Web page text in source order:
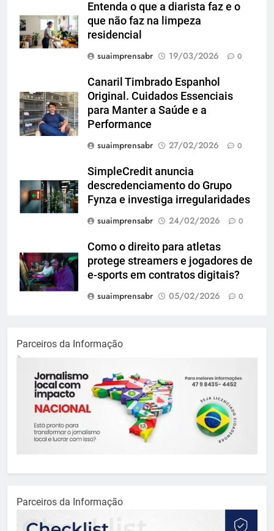
Entenda o que a diarista faz e o
que não faz na limpeza
residencial
suaimprensabr
19/03/2026 0
Canaril Timbrado Espanhol
Original. Cuidados Essenciais
para Manter a Saúde e a
Performance
suaimprensabr
27/02/2026 0
SimpleCredit anuncia
descredenciamento do Grupo
Fynza e investiga irregularidades
suaimprensabr
24/02/2026 0
Como o direito para atletas
protege streamers e jogadores de
e-sports em contratos digitais?
suaimprensabr
05/02/2026 0
Parceiros da Informação
Parceiros da Informação